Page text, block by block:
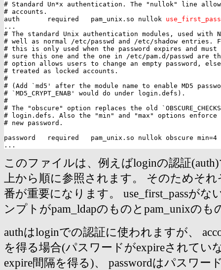
# Standard Un*x authentication. The "nullok" line
# accounts.
auth       required   pam_unix.so nullok use_first_pass
...
# The standard Unix authentication modules, used with
# well as normal /etc/passwd and /etc/shadow
# this is only used when the password expires and must
# sure this one and the one in /etc/pam.d/passwd are
# option allows users to change an empty password, else
# treated as locked accounts.
#
# (Add `md5' after the module name to enable MD5
# `MD5_CRYPT_ENAB' would do under login.defs).
#
# The "obscure" option replaces the old
# login.defs. Also the "min" and "max" options
# new password.
password   required   pam_unix.so nullok obscure min=4
このファイルは、例えばloginの認証
上から順に参照されます。 そのためそ
番が重要になります。 use_first_passがな
ンプトがpam_ldapのものとpam_unixのも
authはloginでの認証に使われますが、
を得る場合(パスワードがexpireされてい
expire間隔を得る)、 passwordはパスワー